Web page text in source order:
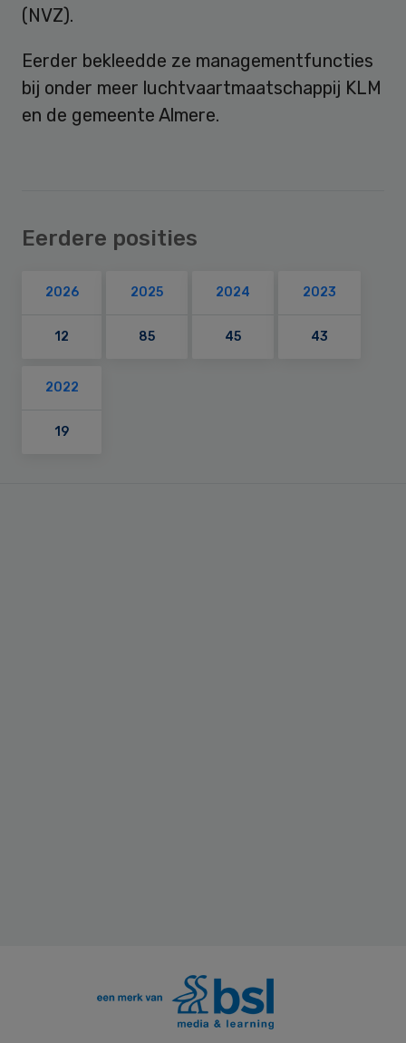
(NVZ).
Eerder bekleedde ze managementfuncties
bij onder meer luchtvaartmaatschappij KLM
en de gemeente Almere.
Eerdere posities
2026
12
2025
85
2024
45
2023
43
2022
19